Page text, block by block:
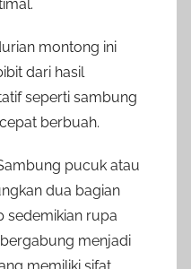
montong ini
dari hasil
seperti sambung
berbuah.
pucuk atau
dua bagian
sedemikian rupa
menjadi
memiliki sifat